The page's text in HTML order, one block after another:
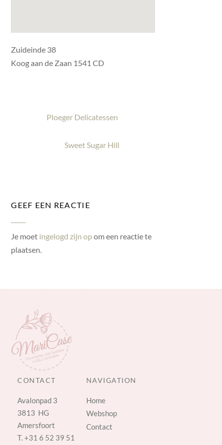
Zuideinde 38
Koog aan de Zaan 1541 CD
Ploeger Delicatessen
Sweet Sugar Hill
GEEF EEN REACTIE
Je moet ingelogd zijn opom een reactie te
plaatsen.
CONTACT
Avalonpad 3
3813 HG
Amersfoort
T.+31 6 52 39 51
NAVIGATION
Home
Webshop
Contact